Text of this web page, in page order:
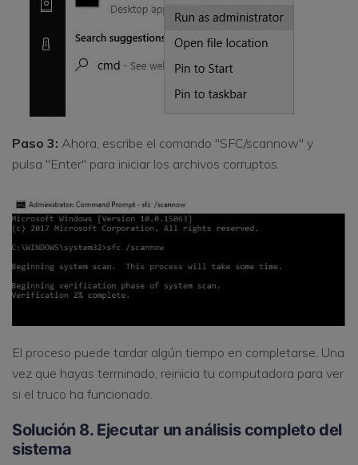
Paso 3: Ahora, escribe el comando "SFC/scannow" y
pulsa "Enter" para iniciar los archivos corruptos.
El proceso puede tardar algún tiempo en completarse. Una
vez que hayas terminado, reinicia tu computadora para ver
si el truco ha funcionado.
Solución 8. Ejecutar un análisis completo del
sistema